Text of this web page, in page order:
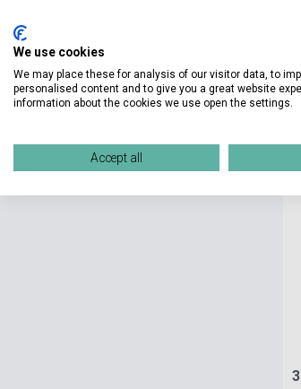
We use cookies
We may place these for analysis of our visitor data, to
personalised content and to give you a great website
information about the cookies we use open the settings.
Accept all